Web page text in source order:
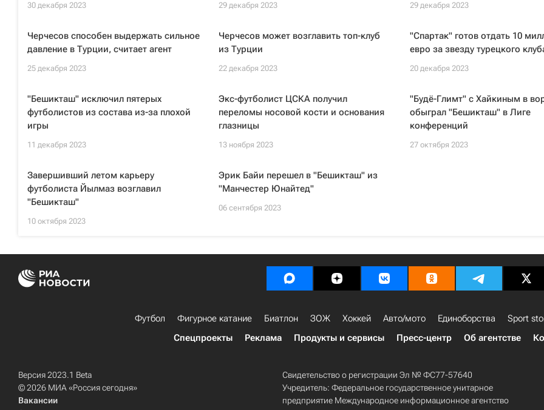
30 декабря 2023 29 декабря 2023 29 декабря 2023
Черчесов способен выдержать сильное
давление в Турции, считает агент
25 декабря 2023
Черчесов может возглавить топ-клуб
из Турции
22 декабря 2023
"Спартак" готов отдать 10
евро за звезду турецкого
20 декабря 2023
"Бешикташ" исключил пятерых
футболистов из состава из-за плохой
игры
11 декабря 2023
Экс-футболист ЦСКА получил
переломы носовой кости и основания
глазницы
13 ноября 2023
"Будё-Глимт" с Хайкиным в
обыграл "Бешикташ" в Лиге
конференций
27 октября 2023
Завершивший летом карьеру
футболиста Йылмаз возглавил
"Бешикташ"
10 октября 2023
Эрик Байи перешел в "Бешикташ" из
"Манчестер Юнайтед"
06 сентября 2023
Футбол Фигурное катание Биатлон ЗОЖ Хоккей Авто/мото Единоборства Sport
Спецпроекты
Реклама Продукты и сервисы Пресс-центр Об агентстве
Версия 2023.1 Beta
© 2026 МИА «Россия сегодня»
Вакансии
Свидетельство о регистрации Эл № ФС77-57640
Учредитель: Федеральное государственное унитарное
предприятие Международное информационное агентство